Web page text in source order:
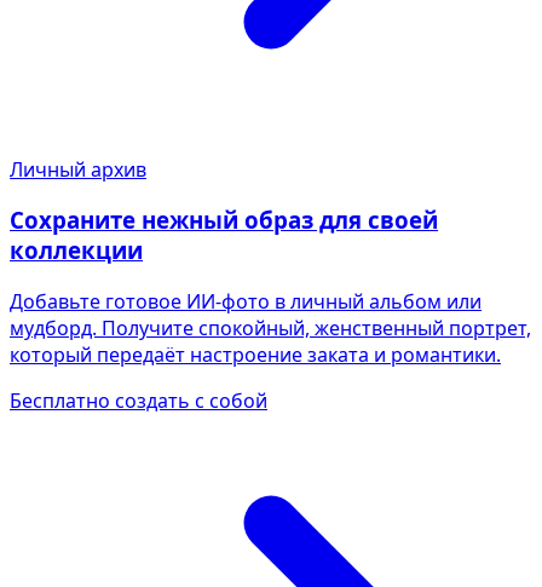
Личный архив
Сохраните нежный образ для своей
коллекции
Добавьте готовое ИИ-фото в личный альбом или
мудборд. Получите спокойный, женственный портрет,
который передаёт настроение заката и романтики.
Бесплатно создать с собой